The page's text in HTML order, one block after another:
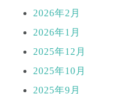
2026年2月
2026年1月
2025年12月
2025年10月
2025年9月